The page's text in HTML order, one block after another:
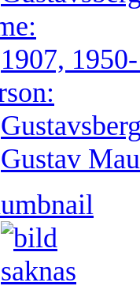
1907,
Gustav